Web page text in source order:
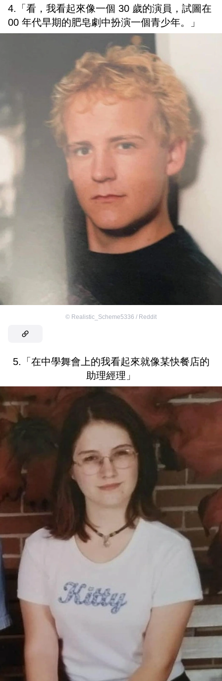
4.「看，我看起來像一個 30 歲的演員，試圖在
00 年代早期的肥皂劇中扮演一個青少年。」
© Realistic_Scheme5336 / Reddit
5.「在中學舞會上的我看起來就像某快餐店的
助理經理」